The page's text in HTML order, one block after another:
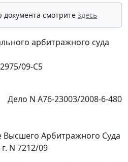
смотрите здесь
арбитражного суда
09-С5
Дело N А76-23003/2008-6-480
Высшего Арбитражного Суда
N 7212/09